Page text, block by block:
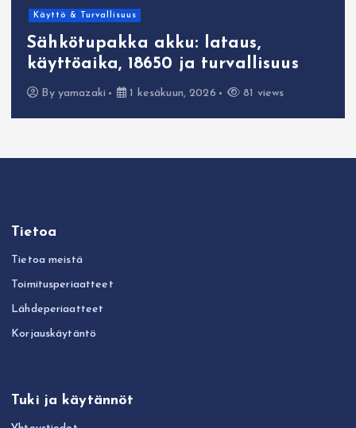
Käyttö & Turvallisuus
Sähkötupakka akku: lataus,
käyttöaika, 18650 ja turvallisuus
By yamazaki 1 kesäkuun, 2026 81 views
Tietoa
Tietoa meistä
Toimitusperiaatteet
Lähdeperiaatteet
Korjauskäytäntö
Tuki ja käytännöt